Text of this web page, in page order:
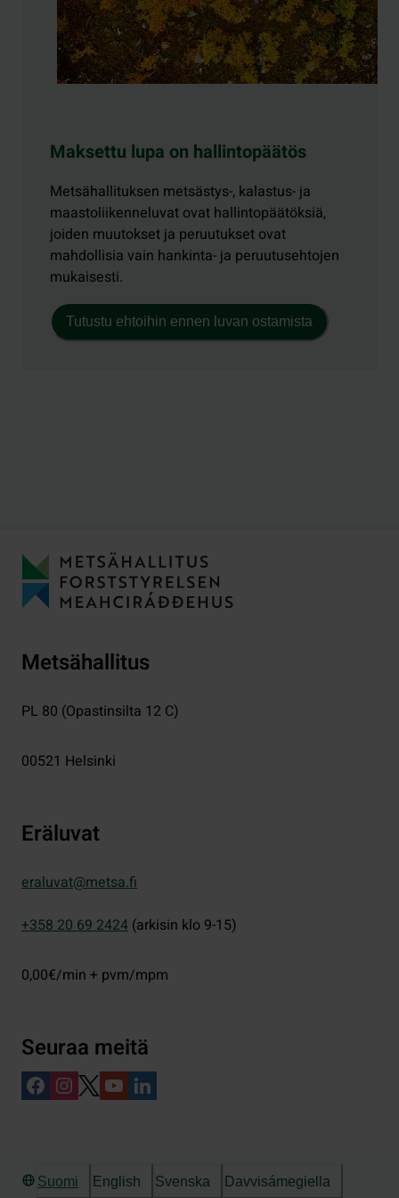
Maksettu lupa on hallintopäätös
Metsähallituksen metsästys-, kalastus- ja
maastoliikenneluvat ovat hallintopäätöksiä,
joiden muutokset ja peruutukset ovat
mahdollisia vain hankinta- ja peruutusehtojen
mukaisesti.
Tutustu ehtoihin ennen luvan ostamista
Metsähallitus
PL 80 (Opastinsilta 12 C)
00521 Helsinki
Eräluvat
eraluvat@metsa.fi
+358 20 69 2424 (arkisin klo 9-15)
0,00€/min + pvm/mpm
Seuraa meitä
Suomi English Svenska Davvisámegiella